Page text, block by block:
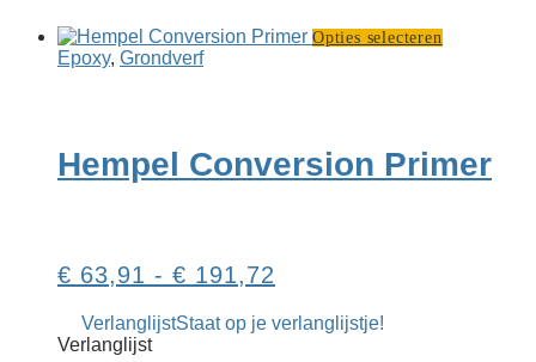
Opties selecterenDit
optie
kan
Epoxy, Grondverf
Hempel Conversion Primer
€ 63,91 - € 191,72
tot
VerlanglijstStaat op je verlanglijstje!
Verlanglijst